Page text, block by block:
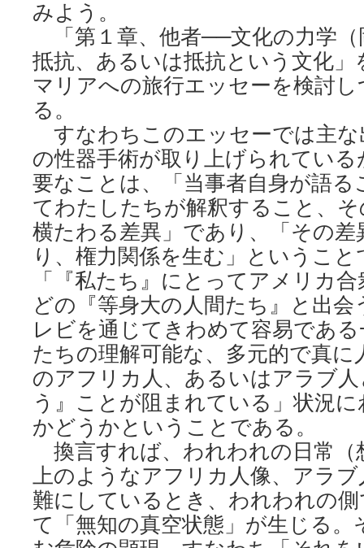
みよう。
「第１章、他者──文化の力学（
抵抗、あるいは抵抗という文化
マリアへの旅行エッセーを検討
る。
すなわちこのエッセーでは主な
の性器手術が取り上げられてい
要なことは、「当事者自身が語
てわたしたちが解釈すること、
横たわる差異」であり、「その
り、権力関係を生む」というこ
「『私たち』にとってアメリカ
どの『等身大の人間たち』と出
レビを通じてきわめて容易であ
たちの理解可能な、多元的で真に
のアフリカ人、あるいはアラブ
う』ことが阻まれている」状況
かどうかということである。
換言すれば、われわれの日常（
上のようなアフリカ人像、アラ
難にしているとき、われわれの
て「無知の真空状態」が生じる。